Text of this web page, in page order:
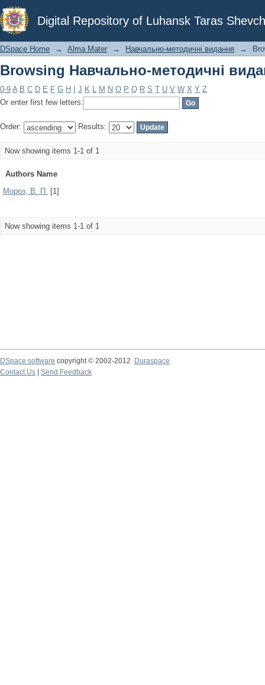
Digital Repository of Luhansk Taras
Browsing Навчально-методичні
DSpace Home → Alma Mater → Навчально-методичні видання →
Browsing Навчально-методичні
0-9 A B C D E F G H J K L M N O P Q R S T U V W X Y Z
Or enter first few letters:
Order: Results:
Now showing items 1-1 of 1
Authors Name
Мороз, В. П. [1]
Now showing items 1-1 of 1
DSpace software copyright © 2002-2012
Duraspace
Contact Us
Send Feedback